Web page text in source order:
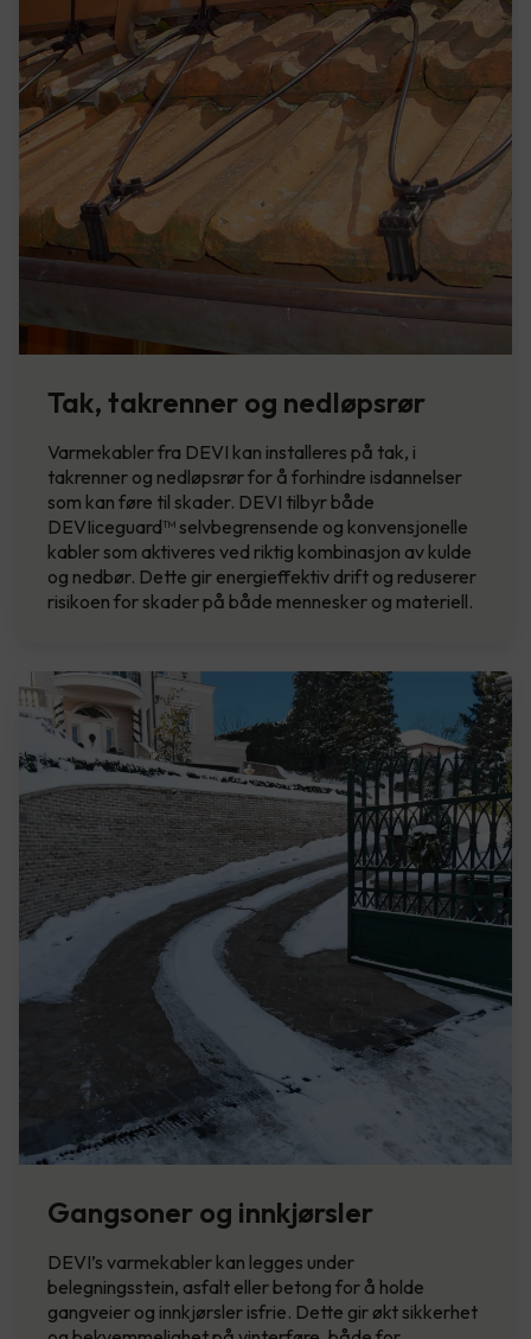
Tak, takrenner og nedløpsrør
Varmekabler fra DEVI kan installeres på tak, i
takrenner og nedløpsrør for å forhindre isdannelser
som kan føre til skader. DEVI tilbyr både
DEVIiceguard™ selvbegrensende og konvensjonelle
kabler som aktiveres ved riktig kombinasjon av kulde
og nedbør. Dette gir energieffektiv drift og reduserer
risikoen for skader på både mennesker og materiell.
Gangsoner og innkjørsler
DEVI’s varmekabler kan legges under
belegningsstein, asfalt eller betong for å holde
gangveier og innkjørsler isfrie. Dette gir økt sikkerhet